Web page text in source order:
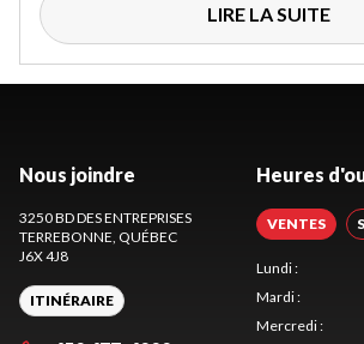
LIRE LA SUITE
Nous joindre
3250 BD DES ENTREPRISES
TERREBONNE , QUÉBEC
J6X 4J8
ITINÉRAIRE
Heures
VENTES
Lundi:
Mardi:
Mercredi: